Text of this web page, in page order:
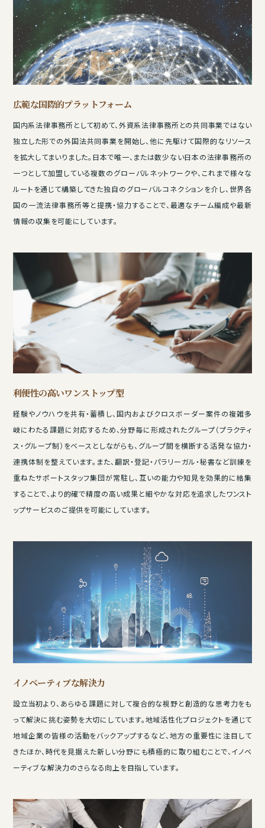
広範な国際的プラットフォーム
国内系法律事務所として初めて、外資系法律事務所との共同事業ではない
独立した形での外国法共同事業を開始し、他に先駆けて国際的なリソース
を拡大してまいりました。日本で唯一、または数少ない日本の法律事務所の
一つとして加盟している複数のグローバルネットワークや、これまで様々な
ルートを通じて構築してきた独自のグローバルコネクションを介し、世界各
国の一流法律事務所等と提携・協力することで、最適なチーム編成や最新
情報の収集を可能にしています。
利便性の高いワンストップ型
経験やノウハウを共有・蓄積し、国内およびクロスボーダー案件の複雑多
岐にわたる課題に対応するため、分野毎に形成されたグループ（プラクティ
ス・グループ制）をベースとしながらも、グループ間を横断する活発な協力・
連携体制を整えています。また、翻訳・登記・パラリーガル・秘書など訓練を
重ねたサポートスタッフ集団が常駐し、互いの能力や知見を効果的に結集
することで、より的確で精度の高い成果と細やかな対応を追求したワンスト
ップサービスのご提供を可能にしています。
イノベーティブな解決力
設立当初より、あらゆる課題に対して複合的な視野と創造的な思考力をも
って解決に挑む姿勢を大切にしています。地域活性化プロジェクトを通じて
地域企業の皆様の活動をバックアップするなど、地方の重要性に注目して
きたほか、時代を見据えた新しい分野にも積極的に取り組むことで、イノベ
ーティブな解決力のさらなる向上を目指しています。